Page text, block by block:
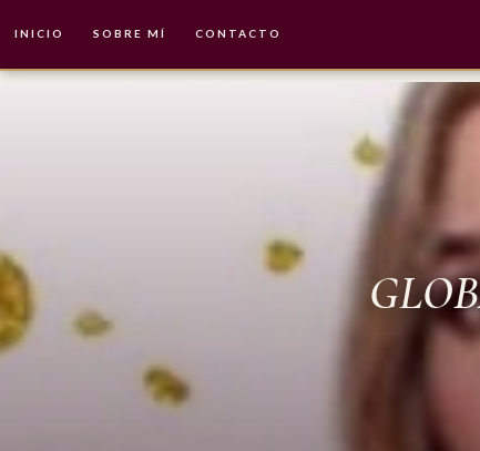
INICIO SOBRE MÍ CONTACTO